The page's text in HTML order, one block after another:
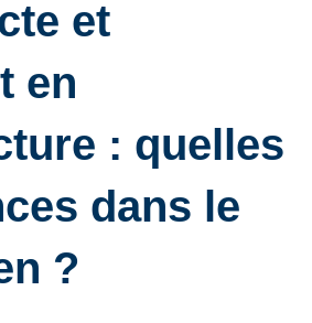
et
en
: quelles
dans le
?